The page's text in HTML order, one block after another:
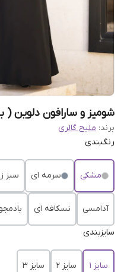
شومیز و سارافون دلوین (
برند: ملیح گالری
رنگبندی
مشکی سرمه ای سبز
آدامسی نسکافه ای
سایزبندی
سایز 1 سایز 2 سایز 3